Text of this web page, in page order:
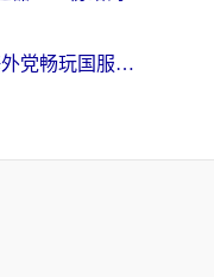
Dive用什么加速器好？海外党畅玩国服游戏的终极避坑指南